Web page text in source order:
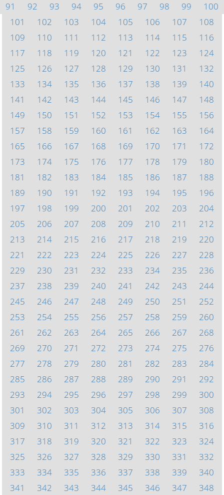
91
92 93 94 95 96 97 98 99
100
101
102 103 104 105 106 107
108
109
110 111 112 113 114 115
116
117
118 119 120 121 122 123
124
125
126 127 128 129 130 131
132
133
134 135 136 137 138 139
140
141
142 143 144 145 146 147
148
149
150 151 152 153 154 155
156
157
158 159 160 161 162 163
164
165
166 167 168 169 170 171
172
173
174 175 176 177 178 179
180
181
182 183 184 185 186 187
188
189
190 191 192 193 194 195
196
197
198 199 200 201 202 203
204
205
206 207 208 209 210 211
212
213
214 215 216 217 218 219
220
221
222 223 224 225 226 227
228
229
230 231 232 233 234 235
236
237
238 239 240 241 242 243
244
245
246 247 248 249 250 251
252
253
254 255 256 257 258 259
260
261
262 263 264 265 266 267
268
269
270 271 272 273 274 275
276
277
278 279 280 281 282 283
284
285
286 287 288 289 290 291
292
293
294 295 296 297 298 299
300
301
302 303 304 305 306 307
308
309
310 311 312 313 314 315
316
317
318 319 320 321 322 323
324
325
326 327 328 329 330 331
332
333
334 335 336 337 338 339
340
341
342 343 344 345 346 347 348